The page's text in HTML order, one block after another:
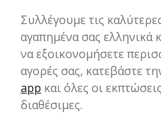
Συλλέγουμε τις
αγαπημένα σας ελληνικά
να εξοικονομήσετε
αγορές σας, κατεβάστε
app και όλες οι
διαθέσιμες.